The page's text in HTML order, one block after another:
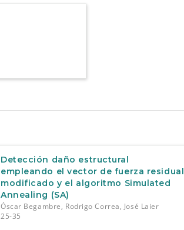
Detección daño estructural
empleando el vector de fuerza residual
modificado y el algoritmo Simulated
Annealing (SA)
Óscar Begambre, Rodrigo Correa, José Laier
25-35